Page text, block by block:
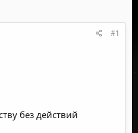
#1
без действий